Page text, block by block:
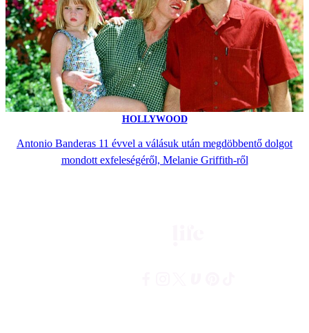
HOLLYWOOD
Antonio Banderas 11 évvel a válásuk után megdöbbentő dolgot
mondott exfeleségéről, Melanie Griffith-ről